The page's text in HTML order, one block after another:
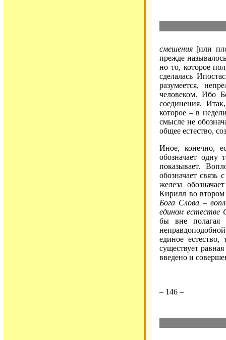
смешения [или
прежде
но то, которое
сделалась
разумеется,
человеком. Ибо
соединения.
которое – в
смысле не
общее естество,
Иное, конечно,
обозначает одну
показывает.
обозначает
железа
Кирилл во
Бога Слова –
едином естестве
бы вне
единое
существует
введено и
– 146 –